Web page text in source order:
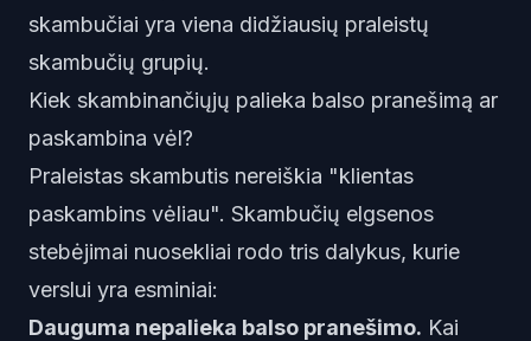
skambučiai yra viena didžiausių praleistų
skambučių grupių.
Kiek skambinančiųjų palieka balso pranešimą ar
paskambina vėl?
Praleistas skambutis nereiškia "klientas
paskambins vėliau". Skambučių elgsenos
stebėjimai nuosekliai rodo tris dalykus, kurie
verslui yra esminiai:
Dauguma nepalieka balso pranešimo. Kai